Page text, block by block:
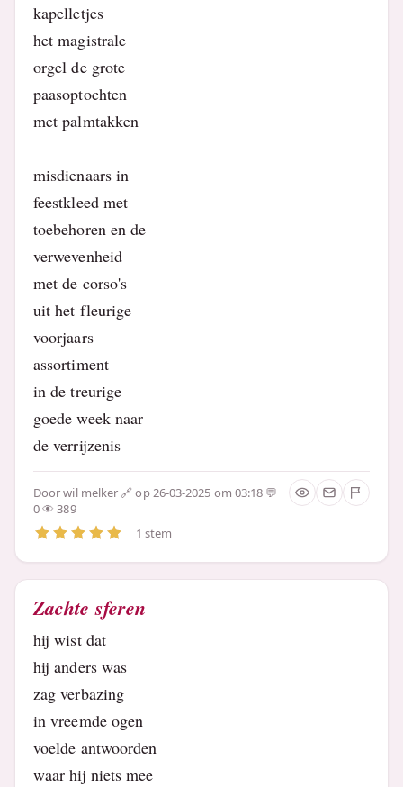
kapelletjes
het magistrale
orgel de grote
paasoptochten
met palmtakken
misdienaars in
feestkleed met
toebehoren en de
verwevenheid
met de corso's
uit het fleurige
voorjaars
assortiment
in de treurige
goede week naar
de verrijzenis
Doorwil melker
op 26-03-2025 om 03:18
0
389
1 stem
Zachte sferen
hij wist dat
hij anders was
zag verbazing
in vreemde ogen
voelde antwoorden
waar hij niets mee